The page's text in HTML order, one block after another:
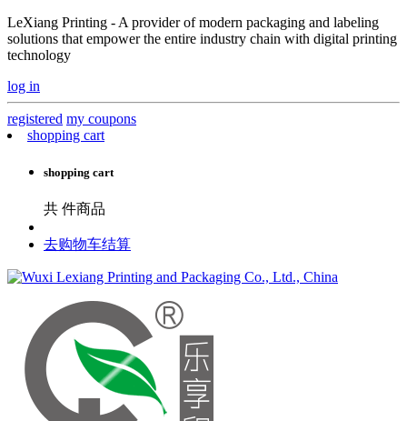
LeXiang Printing - A provider of modern packaging and labeling
solutions that empower the entire industry chain with digital printing
technology
log in
registered my coupons
shopping cart
shopping cart
共 件商品
去购物车结算